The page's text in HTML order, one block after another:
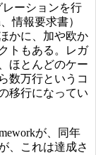
レーションを行
情報要求書）
かに、加や欧か
トもある。レガ
ほとんどのケー
数万行というコ
移行になってい
が、同年
、これは達成さ